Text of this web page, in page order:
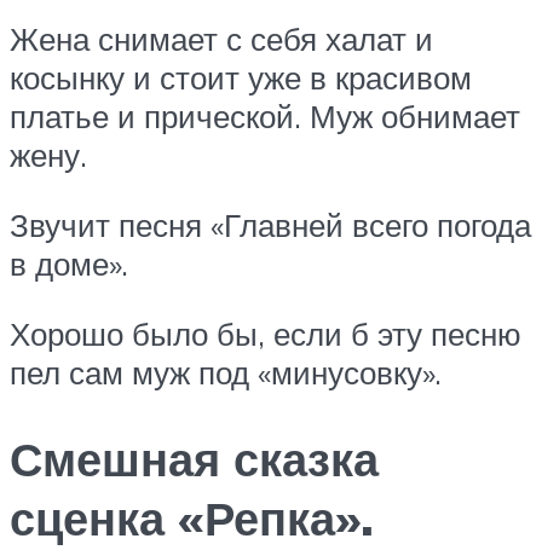
Жена снимает с себя халат и
косынку и стоит уже в красивом
платье и прической. Муж обнимает
жену.
Звучит песня «Главней всего погода
в доме».
Хорошо было бы, если б эту песню
пел сам муж под «минусовку».
Смешная сказка
сценка «Репка».